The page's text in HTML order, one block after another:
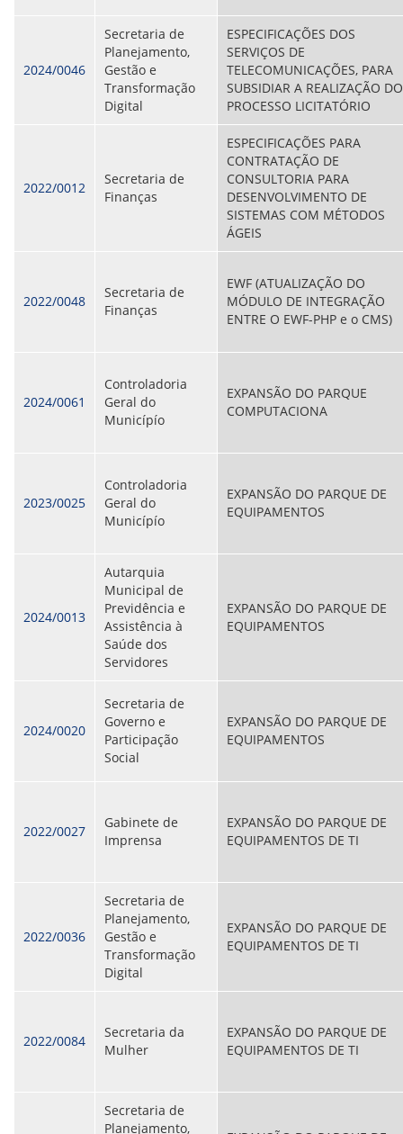
ATAS DE REGISTRO DE PREÇOS
REGULAMENTO INTERNO DE LICITAÇÕES E
CONTRATO
GESTÃO DE PESSOAS
PARTICIPAÇÃO NOS LUCROS E RESULTADOS
CONSULTA MEUS RECURSOS PLR
CONSULTA TODOS RECURSOS PLR
CONSULTA QUESTIONAMENTO / ESCLARECIMENTO
DESEMPENHO DOS EMPREGADOS DA EMPREL
AFASTAMENTOS DOS FUNCIONÁRIOS
CAPACITAÇÃO
PPP - PERFIL PROFISSIOGRÁFICO
PROGRAMA QUALIDADE DE VIDA
PROGRAMA DE ESTAGIÁRIO
SAÚDE DO TRABALHADOR
PGDE 2024
GESTÃO DA INFORMAÇÃO
ORIENTAÇÕES TÉCNICAS
SEGURANÇA DA INFORMAÇÃO
RISI - FAQ (PERGUNTAS FREQUENTES)
CATÁLOGO DE SERVIÇOS DE TIC
PARECERES TÉCNICOS
MODELO
PARECERES TÉCNICOS EMITIDOS
PUBLICAÇÕES
PORTARIAS
RESOLUÇÕES
ATAS E RESOLUÇÕES DO CONSELHO FISCAL
ATAS DO CONSADE
TRANSPARÊNCIA
2024/0046
Secretaria de
Planejamento,
Gestão e
Transformação
Digital
ESPECIFICAÇÕES DOS
SERVIÇOS DE
TELECOMUNICAÇÕES, PARA
SUBSIDIAR A REALIZAÇÃO DO
PROCESSO LICITATÓRIO
2022/0012
Secretaria de
Finanças
ESPECIFICAÇÕES PARA
CONTRATAÇÃO DE
CONSULTORIA PARA
DESENVOLVIMENTO DE
SISTEMAS COM MÉTODOS
ÁGEIS
2022/0048
Secretaria de
Finanças
EWF (ATUALIZAÇÃO DO
MÓDULO DE INTEGRAÇÃO
ENTRE O EWF-PHP e o CMS)
2024/0061
Controladoria
Geral do
Municípío
EXPANSÃO DO PARQUE
COMPUTACIONA
2023/0025
Controladoria
Geral do
Municípío
EXPANSÃO DO PARQUE DE
EQUIPAMENTOS
2024/0013
Autarquia
Municipal de
Previdência e
Assistência à
Saúde dos
Servidores
EXPANSÃO DO PARQUE DE
EQUIPAMENTOS
2024/0020
Secretaria de
Governo e
Participação
Social
EXPANSÃO DO PARQUE DE
EQUIPAMENTOS
2022/0027
Gabinete de
Imprensa
EXPANSÃO DO PARQUE DE
EQUIPAMENTOS DE TI
2022/0036
Secretaria de
Planejamento,
Gestão e
Transformação
Digital
EXPANSÃO DO PARQUE DE
EQUIPAMENTOS DE TI
2022/0084
Secretaria da
Mulher
EXPANSÃO DO PARQUE DE
EQUIPAMENTOS DE TI
Secretaria de
Planejamento,